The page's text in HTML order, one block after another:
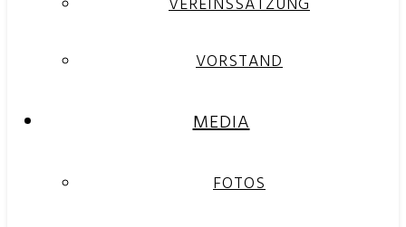
VORSTAND
MEDIA
FOTOS